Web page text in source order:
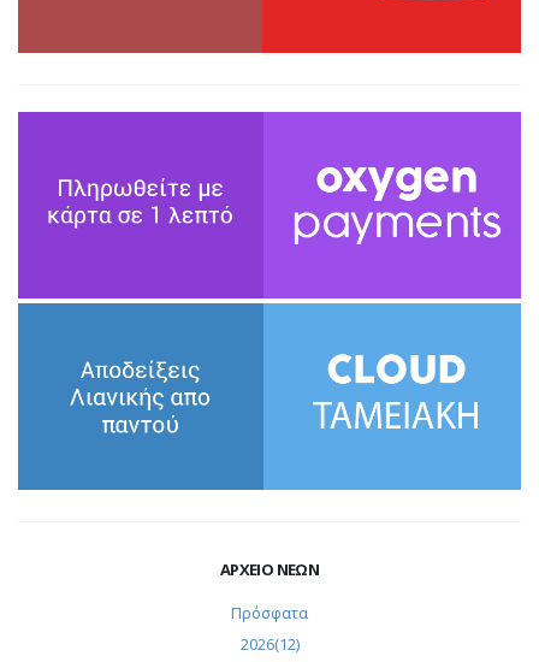
ΑΡΧΕΙΟ ΝΕΩΝ
Πρόσφατα
2026(12)